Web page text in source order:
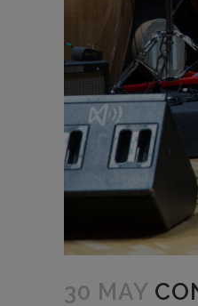
30 MAY